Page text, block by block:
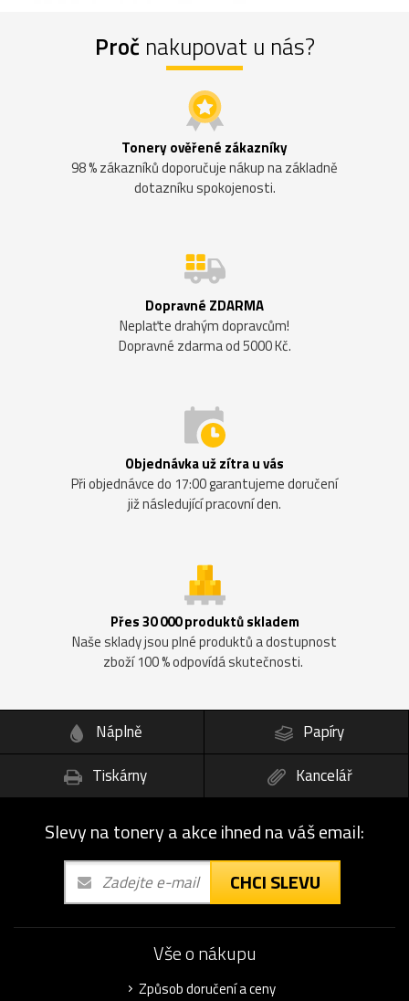
Proč nakupovat u nás?
Tonery ověřené zákazníky
98 % zákazníků doporučuje nákup na základně
dotazníku spokojenosti.
Dopravné ZDARMA
Neplaťte drahým dopravcům!
Dopravné zdarma od 5000 Kč.
Objednávka už zítra u vás
Při objednávce do 17:00 garantujeme doručení
již následující pracovní den.
Přes 30 000 produktů skladem
Naše sklady jsou plné produktů a dostupnost
zboží 100 % odpovídá skutečnosti.
Náplně
Papíry
Tiskárny
Kancelář
Slevy na tonery a akce ihned na váš email:
CHCI SLEVU
Vše o nákupu
Způsob doručení a ceny